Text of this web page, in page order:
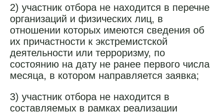
2) участник отбора не находится в перечне
организаций и физических лиц, в
отношении которых имеются сведения об
их причастности к экстремистской
деятельности или терроризму, по
состоянию на дату не ранее первого числа
месяца, в котором направляется заявка;
3) участник отбора не находится в
составляемых в рамках реализации